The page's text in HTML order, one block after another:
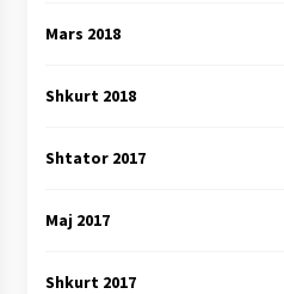
Mars 2018
Shkurt 2018
Shtator 2017
Maj 2017
Shkurt 2017